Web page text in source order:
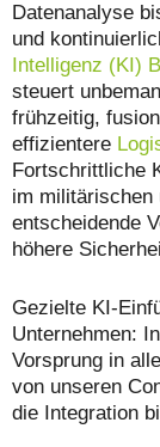
Datenanalyse
und
Intelligenz (KI)
steuert
frühzeitig,
effizientere
Fortschrittliche
im militärischen
entscheidende
höhere
Gezielte KI-
Unternehmen:
Vorsprung in
von unseren
die Integration